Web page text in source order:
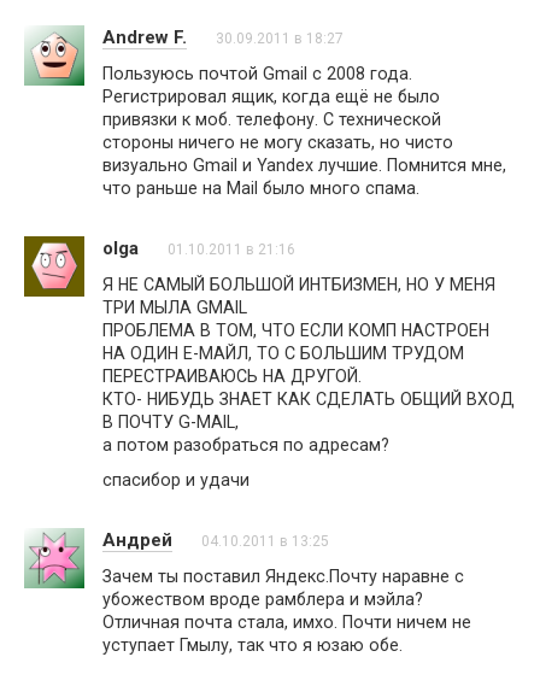
Andrew F. 30.09.2011 в 18:27
Пользуюсь почтой Gmail с 2008 года.
Регистрировал ящик, когда ещё не было
привязки к моб. телефону. С технической
стороны ничего не могу сказать, но чисто
визуально Gmail и Yandex лучшие. Помнится мне,
что раньше на Mail было много спама.
olga 01.10.2011 в 21:16
Я НЕ САМЫЙ БОЛЬШОЙ ИНТБИЗМЕН, НО У МЕНЯ
ТРИ МЫЛА GMAIL
ПРОБЛЕМА В ТОМ, ЧТО ЕСЛИ КОМП НАСТРОЕН
НА ОДИН Е-МАЙЛ, ТО С БОЛЬШИМ ТРУДОМ
ПЕРЕСТРАИВАЮСЬ НА ДРУГОЙ.
КТО- НИБУДЬ ЗНАЕТ КАК СДЕЛАТЬ ОБЩИЙ ВХОД
В ПОЧТУ G-MAIL,
а потом разобраться по адресам?
спасибор и удачи
Андрей 04.10.2011 в 13:25
Зачем ты поставил Яндекс.Почту наравне с
убожеством вроде рамблера и мэйла?
Отличная почта стала, имхо. Почти ничем не
уступает Гмылу, так что я юзаю обе.